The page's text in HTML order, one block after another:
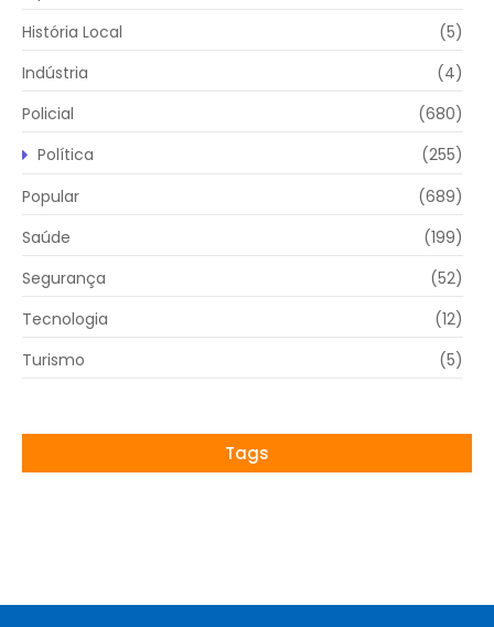
História Local
(5)
Indústria
(4)
Policial
(680)
Política
(255)
Popular
(689)
Saúde
(199)
Segurança
(52)
Tecnologia
(12)
Turismo
(5)
Tags